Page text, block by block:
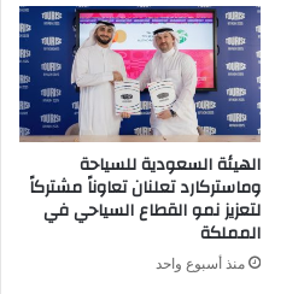
الهيئة السعودية للسياحة
وماستركارد تعلنان تعاوناً مشتركاً
لتعزيز نمو القطاع السياحي في
المملكة
منذ أسبوع واحد